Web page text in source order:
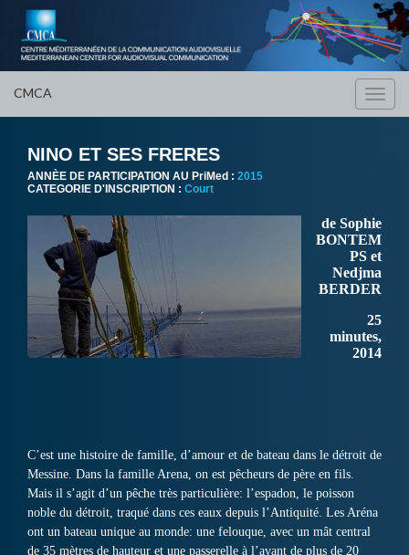
CMCA
NINO ET SES FRERES
ANNÈE DE PARTICIPATION AU PriMed : 2015
CATEGORIE D'INSCRIPTION : Court
de Sophie
BONTEM
PS et
Nedjma
BERDER
25
minutes,
2014
C’est une histoire de famille, d’amour et de bateau dans le détroit de
Messine. Dans la famille Arena, on est pêcheurs de père en fils.
Mais il s’agit d’un pêche très particulière: l’espadon, le poisson
noble du détroit, traqué dans ces eaux depuis l’Antiquité. Les Aréna
ont un bateau unique au monde: une felouque, avec un mât central
de 35 mètres de hauteur et une passerelle à l’avant de plus de 20